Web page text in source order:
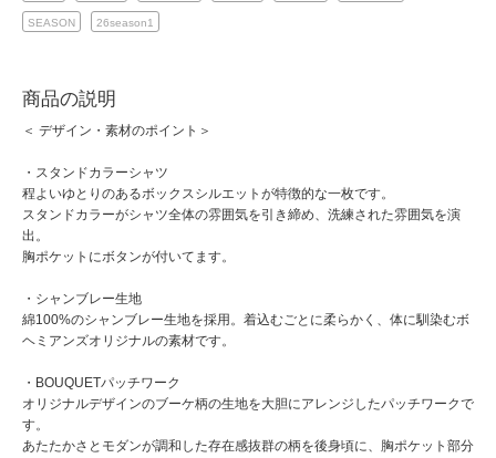
SEASON 26season1
商品の説明
＜ デザイン・素材のポイント＞
・スタンドカラーシャツ
程よいゆとりのあるボックスシルエットが特徴的な一枚です。
スタンドカラーがシャツ全体の雰囲気を引き締め、洗練された雰囲気を演
出。
胸ポケットにボタンが付いてます。
・シャンブレー生地
綿100%のシャンブレー生地を採用。着込むごとに柔らかく、体に馴染むボ
ヘミアンズオリジナルの素材です。
・BOUQUETパッチワーク
オリジナルデザインのブーケ柄の生地を大胆にアレンジしたパッチワークで
す。
あたたかさとモダンが調和した存在感抜群の柄を後身頃に、胸ポケット部分